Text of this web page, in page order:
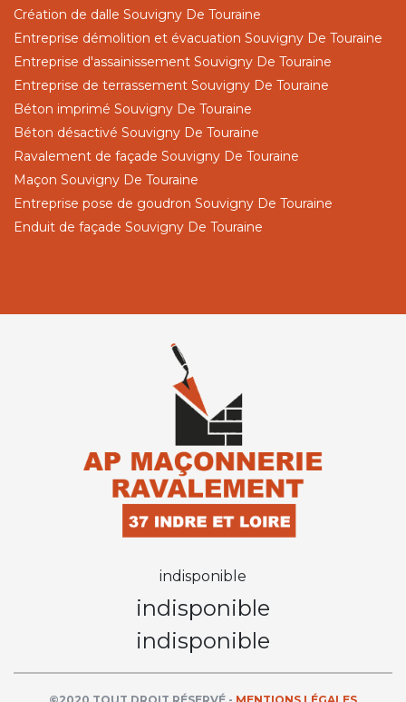
Création de dalle Souvigny De Touraine
Entreprise démolition et évacuation Souvigny De Touraine
Entreprise d'assainissement Souvigny De Touraine
Entreprise de terrassement Souvigny De Touraine
Béton imprimé Souvigny De Touraine
Béton désactivé Souvigny De Touraine
Ravalement de façade Souvigny De Touraine
Maçon Souvigny De Touraine
Entreprise pose de goudron Souvigny De Touraine
Enduit de façade Souvigny De Touraine
indisponible
indisponible
indisponible